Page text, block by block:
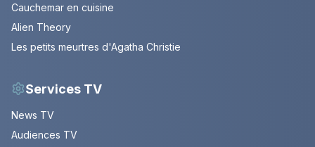
Cauchemar en cuisine
Alien Theory
Les petits meurtres d'Agatha Christie
Services TV
News TV
Audiences TV